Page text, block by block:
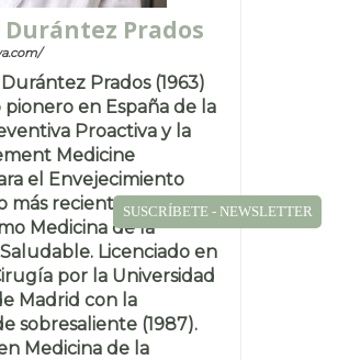
Durántez Prados
Prados (1963)
pionero en España de la
Proactiva y la
Medicine
el Envejecimiento
más recientemente
Medicina de la
Licenciado en
por la Universidad
Madrid con la
sobresaliente (1987).
Medicina de la
SUSCRÍBETE - NEWSLETTER